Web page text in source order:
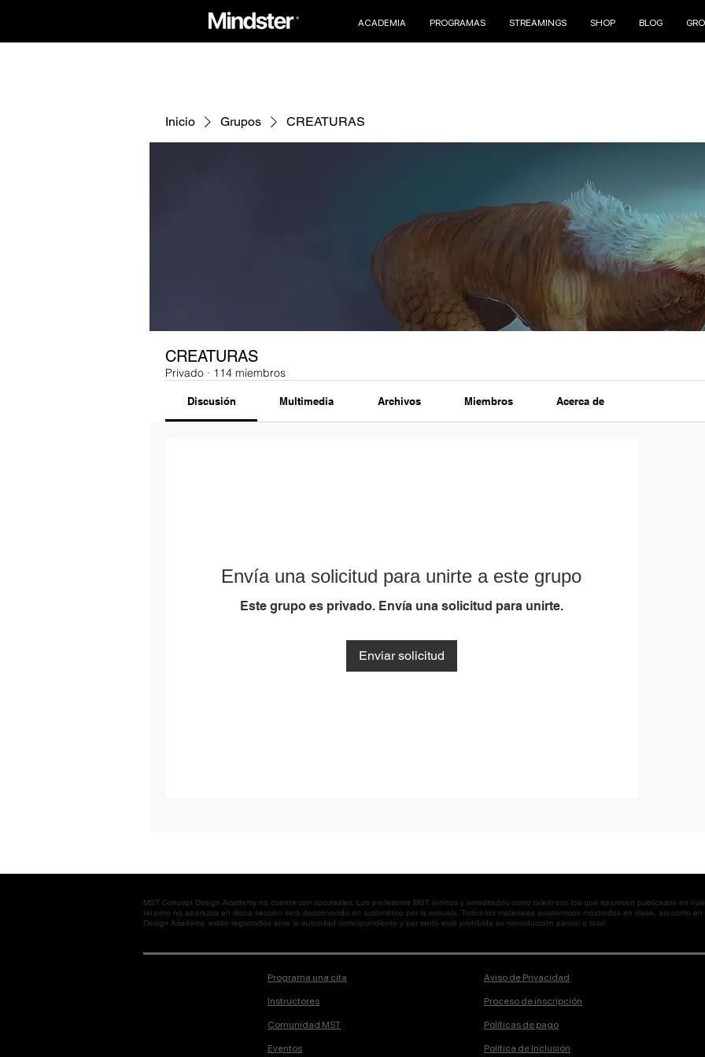
ACADEMIA PROGRAMAS STREAMINGS SHOP BLOG
Inicio Grupos CREATURAS
CREATURAS
Privado · 114 miembros
Discusión Multimedia Archivos Miembros Acerca de
Envía una solicitud para unirte a este grupo
Este grupo es privado. Envía una solicitud para unirte.
Enviar solicitud
MST Concept Design Academy no cuenta con sucursales. Los profesores MST (únicos y acreditados como tales) son los que aparecen publicados en
tal pero no aparezca en dicha sección será desconocido en automático por la escuela. Todos los materiales académicos mostrados en clase, así como
Design Academy, están registrados ante la autoridad correspondiente y por tanto está prohibida su reproducción parcial o total.
Programa una cita
Instructores
Comunidad MST
Eventos
Aviso de Privacidad
Proceso de inscripción
Políticas de pago
Política de Inclusión